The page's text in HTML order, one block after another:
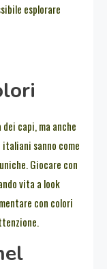
esplorare
capi, ma anche
sanno come
Giocare con
vita a look
con colori